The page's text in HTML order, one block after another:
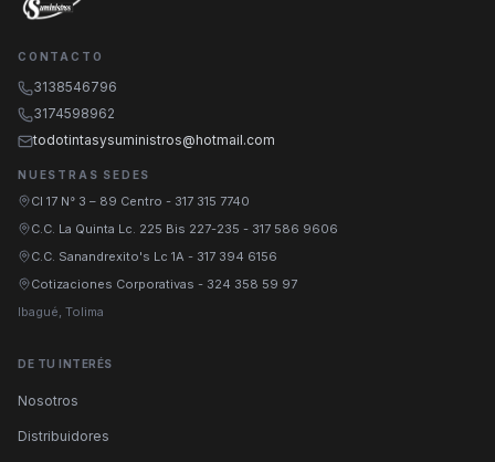
CONTACTO
3138546796
3174598962
todotintasysuministros@hotmail.com
NUESTRAS SEDES
Cl 17 N° 3 – 89 Centro - 317 315 7740
C.C. La Quinta Lc. 225 Bis 227-235 - 317 586 9606
C.C. Sanandrexito's Lc 1A - 317 394 6156
Cotizaciones Corporativas - 324 358 59 97
Ibagué, Tolima
DE TU INTERÉS
Nosotros
Distribuidores